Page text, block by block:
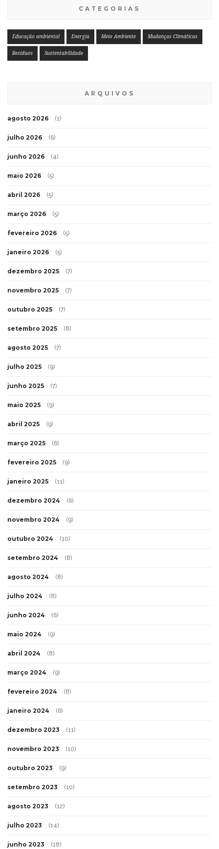
CATEGORIAS
Educação ambiental Energia Meio Ambiente Mudanças Climáticas
Resíduos Sustentabilidade
ARQUIVOS
agosto 2026 (1)
julho 2026 (6)
junho 2026 (4)
maio 2026 (5)
abril 2026 (5)
março 2026 (5)
fevereiro 2026 (5)
janeiro 2026 (5)
dezembro 2025 (7)
novembro 2025 (7)
outubro 2025 (7)
setembro 2025 (8)
agosto 2025 (7)
julho 2025 (9)
junho 2025 (7)
maio 2025 (9)
abril 2025 (9)
março 2025 (6)
fevereiro 2025 (9)
janeiro 2025 (11)
dezembro 2024 (6)
novembro 2024 (9)
outubro 2024 (10)
setembro 2024 (8)
agosto 2024 (8)
julho 2024 (8)
junho 2024 (6)
maio 2024 (9)
abril 2024 (8)
março 2024 (9)
fevereiro 2024 (8)
janeiro 2024 (6)
dezembro 2023 (11)
novembro 2023 (10)
outubro 2023 (9)
setembro 2023 (10)
agosto 2023 (12)
julho 2023 (14)
junho 2023 (18)